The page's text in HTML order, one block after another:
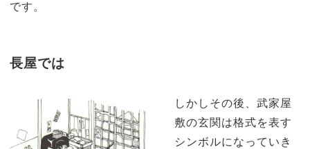
です。
長屋では
しかしその後、武家屋
敷の玄関は格式を表す
シンボルになっていき